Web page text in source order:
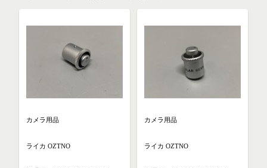
カメラ用品
ライカ OZTNO
カメラ用品
ライカ OZTNO